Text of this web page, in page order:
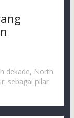
dekade, North
sebagai pilar